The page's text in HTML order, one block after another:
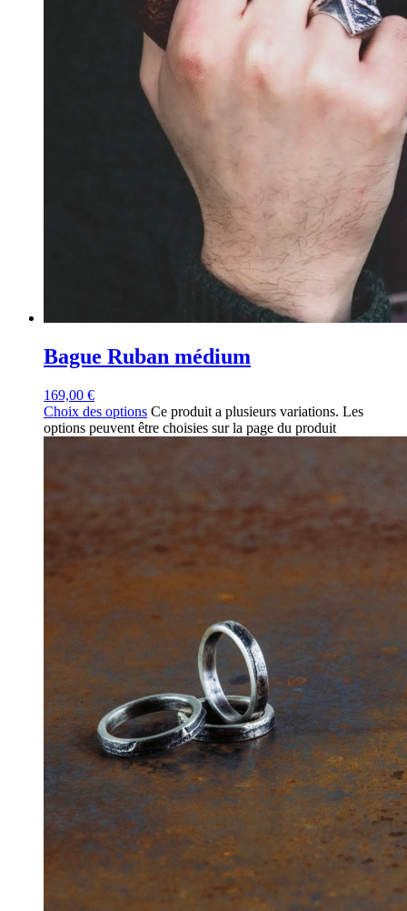
Bague Ruban médium
169,00 €
Choix des options Ce produit a plusieurs variations. Les
options peuvent être choisies sur la page du produit